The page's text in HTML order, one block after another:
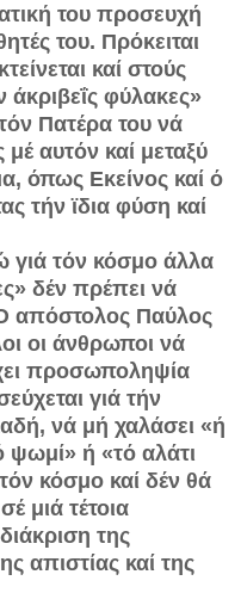
του προσευχή
του. Πρόκειται
καί στούς
φύλακες»
Πατέρα του νά
αυτόν καί μεταξύ
όπως Εκείνος καί ό
τήν ϊδια φύση καί
τόν κόσμο άλλα
δέν πρέπει νά
απόστολος Παύλος
οι άνθρωποι νά
προσωποληψία
γιά τήν
νά μή χαλάσει «ή
ή «τό αλάτι
κόσμο καί δέν θά
μιά τέτοια
της
απιστίας καί της